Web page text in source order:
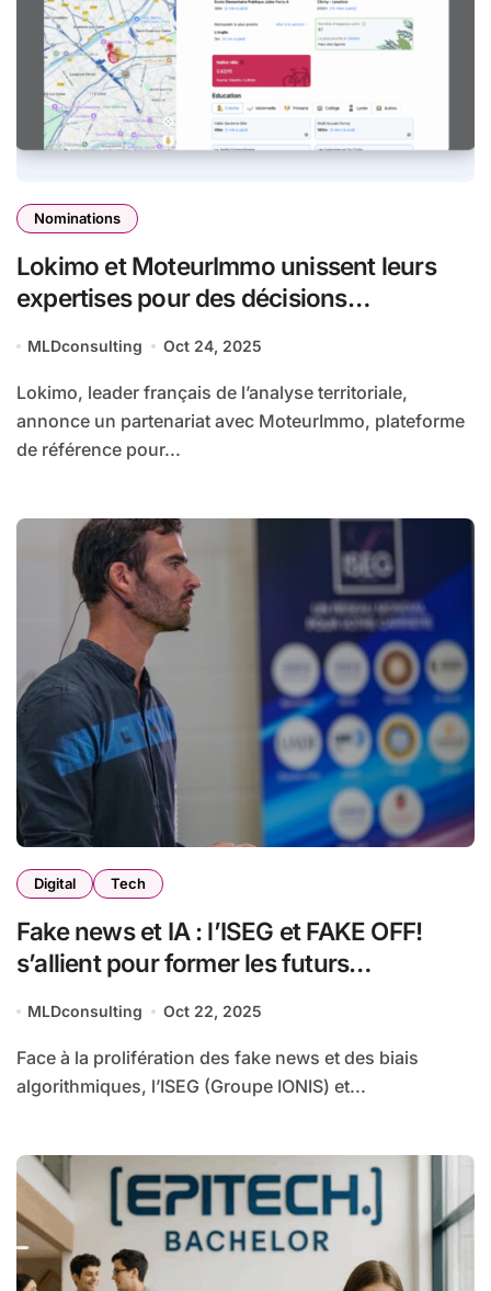
Nominations
Lokimo et MoteurImmo unissent leurs
expertises pour des décisions
MLDconsulting Oct 24, 2025
Lokimo, leader français de l’analyse territoriale,
annonce un partenariat avec MoteurImmo, plateforme
de référence pour...
Digital Tech
Fake news et IA : l’ISEG et FAKE OFF!
s’allient pour former les futurs
désinformation
MLDconsulting Oct 22, 2025
Face à la prolifération des fake news et des biais
algorithmiques, l’ISEG (Groupe IONIS) et...